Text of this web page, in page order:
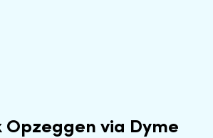
Opzeggen via Dyme